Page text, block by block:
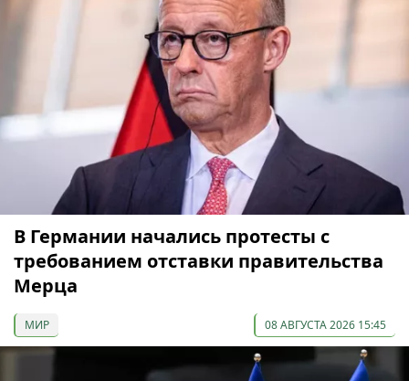
В Германии начались протесты с
требованием отставки правительства
Мерца
МИР 08 АВГУСТА 2026 15:45